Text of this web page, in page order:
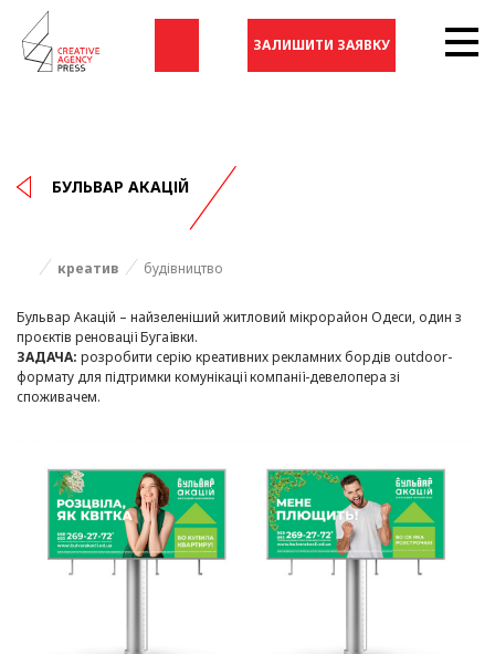
ЗАЛИШИТИ ЗАЯВКУ
БУЛЬВАР АКАЦІЙ
креатив будівництво
Бульвар Акацій – найзеленіший житловий мікрорайон Одеси, один з
проєктів реновації Бугаївки.
ЗАДАЧА: розробити серію креативних рекламних бордів outdoor-
формату для підтримки комунікації компанії-девелопера зі
споживачем.